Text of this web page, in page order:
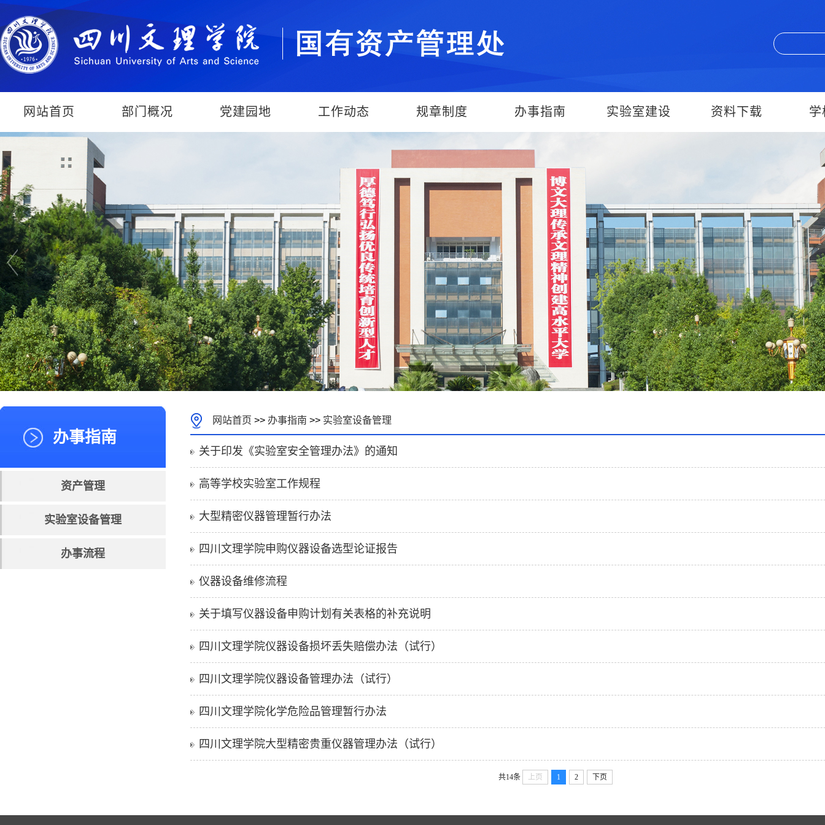
网站首页 部门概况 党建园地 工作动态 规章制度 办事指南 实验室建设 资料下载 学
办事指南
资产管理
实验室设备管理
办事流程
网站首页 >> 办事指南 >> 实验室设备管理
关于印发《实验室安全管理办法》的通知
高等学校实验室工作规程
大型精密仪器管理暂行办法
四川文理学院申购仪器设备选型论证报告
仪器设备维修流程
关于填写仪器设备申购计划有关表格的补充说明
四川文理学院仪器设备损坏丢失赔偿办法（试行）
四川文理学院仪器设备管理办法（试行）
四川文理学院化学危险品管理暂行办法
四川文理学院大型精密贵重仪器管理办法（试行）
共14条 上页 1 2 下页